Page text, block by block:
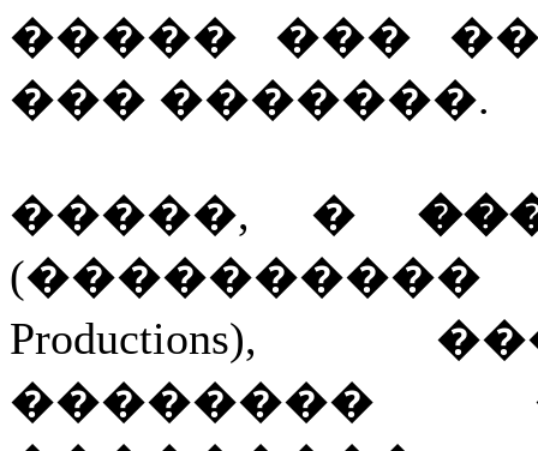
����� ���
��� �������.
�����, �
(����������
��������